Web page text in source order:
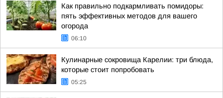
Как правильно подкармливать помидоры:
пять эффективных методов для вашего
огорода
06:10
Кулинарные сокровища Карелии: три блюда,
которые стоит попробовать
05:25